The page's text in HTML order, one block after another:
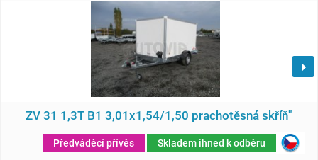
ZV 31 1,3T B1 3,01x1,54/1,50 prachotěsná skříň"
Předváděcí přívěs Skladem ihned k odběru